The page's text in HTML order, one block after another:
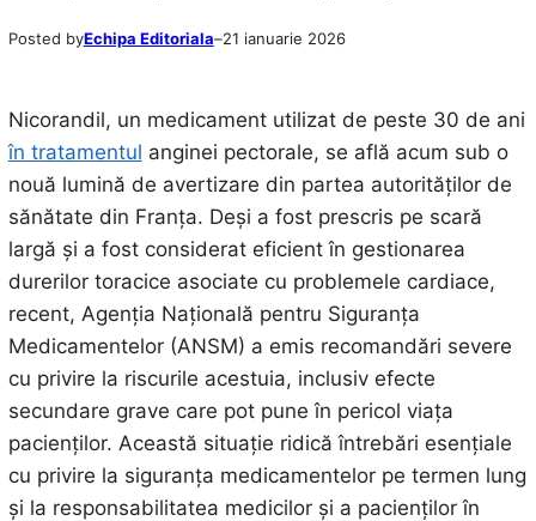
Posted byEchipa Editoriala–21 ianuarie 2026
Nicorandil, un medicament utilizat de peste 30 de ani
în tratamentul anginei pectorale, se află acum sub o
nouă lumină de avertizare din partea autorităților de
sănătate din Franța. Deși a fost prescris pe scară
largă și a fost considerat eficient în gestionarea
durerilor toracice asociate cu problemele cardiace,
recent, Agenția Națională pentru Siguranța
Medicamentelor (ANSM) a emis recomandări severe
cu privire la riscurile acestuia, inclusiv efecte
secundare grave care pot pune în pericol viața
pacienților. Această situație ridică întrebări esențiale
cu privire la siguranța medicamentelor pe termen lung
și la responsabilitatea medicilor și a pacienților în